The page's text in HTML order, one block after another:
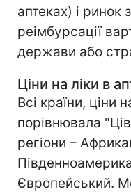
аптеках) і ринок
реімбурсації
держави або
Ціни на ліки в
Всі країни, ціни
порівнювала
регіони –
Європейський.